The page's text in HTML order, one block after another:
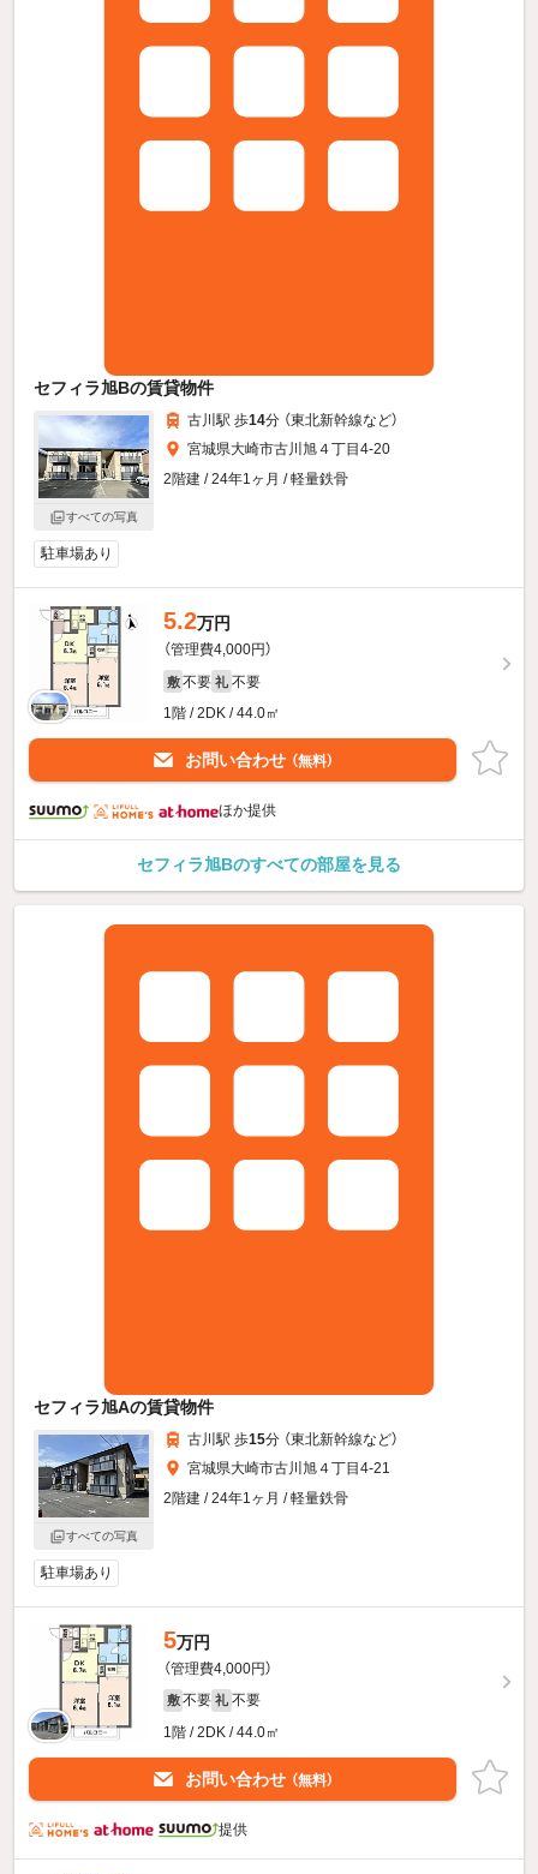
セフィラ旭Bの賃貸物件
すべての写真
古川駅 歩14分 （東北新幹線など）
宮城県大崎市古川旭４丁目4-20
2階建 / 24年1ヶ月 / 軽量鉄骨
駐車場あり
5.2万円
（管理費4,000円）
敷 不要 礼 不要
1階 / 2DK / 44.0㎡
お問い合わせ （無料）
ほか提供
セフィラ旭Bのすべての部屋を見る
セフィラ旭Aの賃貸物件
すべての写真
古川駅 歩15分 （東北新幹線など）
宮城県大崎市古川旭４丁目4-21
2階建 / 24年1ヶ月 / 軽量鉄骨
駐車場あり
5万円
（管理費4,000円）
敷 不要 礼 不要
1階 / 2DK / 44.0㎡
お問い合わせ （無料）
提供